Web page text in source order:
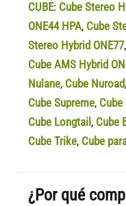
CUBE: Cube Stereo
ONE44 HPA, Cube
Stereo Hybrid ONE77,
Cube AMS Hybrid
Nulane, Cube Nuroad,
Cube Supreme,
Cube Longtail , Cube
Cube Trike, Cube
¿Por qué